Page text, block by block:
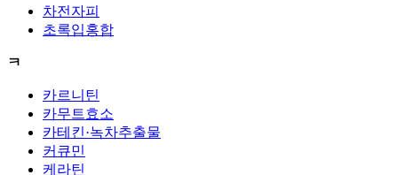
차전자피
초록입홍합
ㅋ
카르니틴
카무트효소
카테킨·녹차추출물
커큐민
케라틴